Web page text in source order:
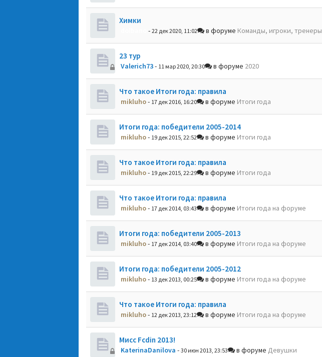
Химки
- 22 дек 2020, 11:02 в форуме Команды, игроки, тренеры
23 тур
Valerich73- 11 мар 2020, 20:30 в форуме 2020
Что такое Итоги года: правила
mikluho- 17 дек 2016, 16:20 в форуме Итоги года
Итоги года: победители 2005-2014
mikluho- 19 дек 2015, 22:52 в форуме Итоги года
Что такое Итоги года: правила
mikluho- 19 дек 2015, 22:29 в форуме Итоги года
Что такое Итоги года: правила
mikluho- 17 дек 2014, 03:43 в форуме Итоги года на форуме
Итоги года: победители 2005-2013
mikluho- 17 дек 2014, 03:40 в форуме Итоги года на форуме
Итоги года: победители 2005-2012
mikluho- 13 дек 2013, 00:25 в форуме Итоги года на форуме
Что такое Итоги года: правила
mikluho- 12 дек 2013, 23:12 в форуме Итоги года на форуме
Мисс Fcdin 2013!
KaterinaDanilova - 30 июн 2013, 23:53 в форуме Девушки